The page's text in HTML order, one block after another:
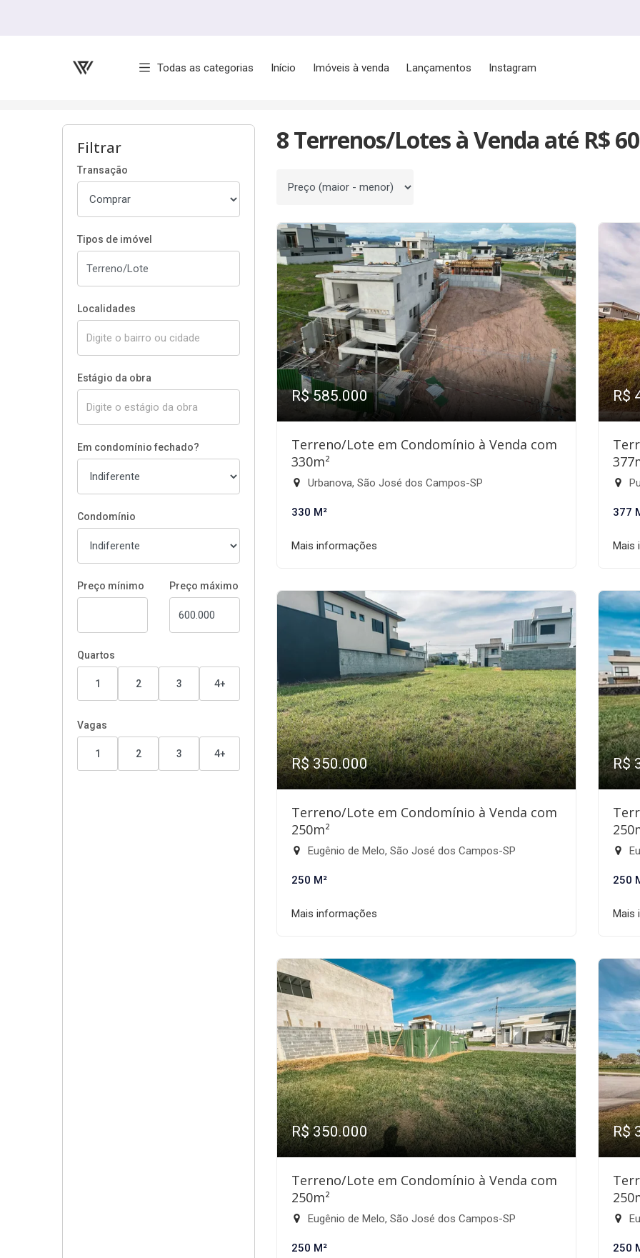
Página inicial
Todas as categorias Início Imóveis à venda Lançamentos Instagram
Filtrar
Transação
Tipos de imóvel
Localidades
Estágio da obra
Em condomínio fechado?
Condomínio
Preço mínimo Preço máximo
Quartos
1 2 3 4+
Vagas
1 2 3 4+
8 Terrenos/Lotes à Venda até R$
Ordenar por
R$ 585.000
Terreno/Lote em Condomínio à Venda com
330m²
Urbanova, São José dos Campos-SP
330 M²
Mais informações
R$
377
Mais
R$ 350.000
Terreno/Lote em Condomínio à Venda com
250m²
Eugênio de Melo, São José dos Campos-SP
250 M²
Mais informações
R$
250
Mais
R$ 350.000
Terreno/Lote em Condomínio à Venda com
250m²
Eugênio de Melo, São José dos Campos-SP
250 M²
R$
250